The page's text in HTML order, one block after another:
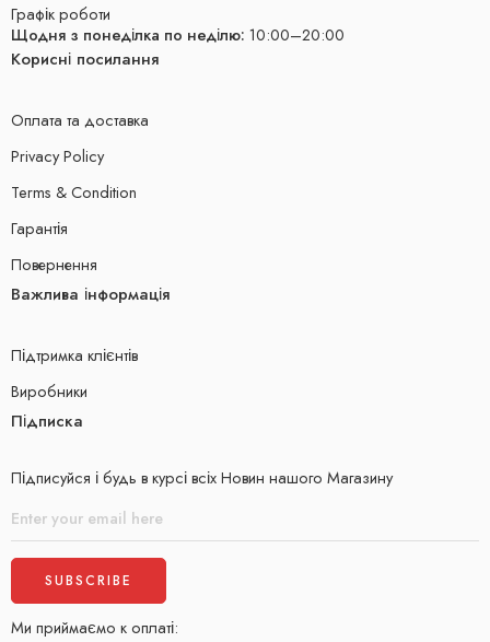
Графік роботи
Щодня з понеділка по неділю: 10:00–20:00
Корисні посилання
Оплата та доставка
Privacy Policy
Terms & Condition
Гарантія
Повернення
Важлива інформація
Підтримка клієнтів
Виробники
Підписка
Підписуйся і будь в курсі всіх Новин нашого Магазину
Ми приймаємо к оплаті: